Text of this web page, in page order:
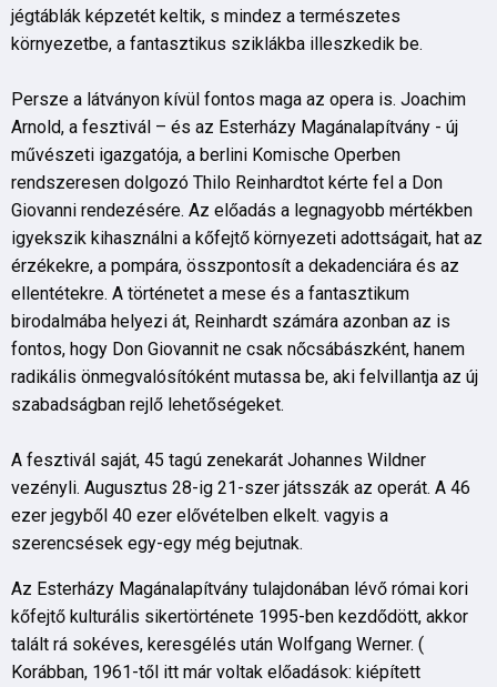
jégtáblák képzetét keltik, s mindez a természetes
környezetbe, a fantasztikus sziklákba illeszkedik be.
Persze a látványon kívül fontos maga az opera is. Joachim
Arnold, a fesztivál – és az Esterházy Magánalapítvány - új
művészeti igazgatója, a berlini Komische Operben
rendszeresen dolgozó Thilo Reinhardtot kérte fel a Don
Giovanni rendezésére. Az előadás a legnagyobb mértékben
igyekszik kihasználni a kőfejtő környezeti adottságait, hat az
érzékekre, a pompára, összpontosít a dekadenciára és az
ellentétekre. A történetet a mese és a fantasztikum
birodalmába helyezi át, Reinhardt számára azonban az is
fontos, hogy Don Giovannit ne csak nőcsábászként, hanem
radikális önmegvalósítóként mutassa be, aki felvillantja az új
szabadságban rejlő lehetőségeket.
A fesztivál saját, 45 tagú zenekarát Johannes Wildner
vezényli. Augusztus 28-ig 21-szer játsszák az operát. A 46
ezer jegyből 40 ezer elővételben elkelt. vagyis a
szerencsések egy-egy még bejutnak.
Az Esterházy Magánalapítvány tulajdonában lévő római kori
kőfejtő kulturális sikertörténete 1995-ben kezdődött, akkor
talált rá sokéves, keresgélés után Wolfgang Werner. (
Korábban, 1961-től itt már voltak előadások: kiépített